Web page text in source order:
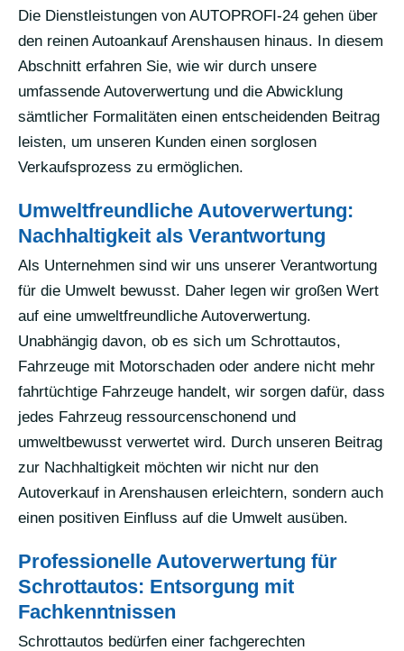
Die Dienstleistungen von AUTOPROFI-24 gehen über
den reinen Autoankauf Arenshausen hinaus. In diesem
Abschnitt erfahren Sie, wie wir durch unsere
umfassende Autoverwertung und die Abwicklung
sämtlicher Formalitäten einen entscheidenden Beitrag
leisten, um unseren Kunden einen sorglosen
Verkaufsprozess zu ermöglichen.
Umweltfreundliche Autoverwertung:
Nachhaltigkeit als Verantwortung
Als Unternehmen sind wir uns unserer Verantwortung
für die Umwelt bewusst. Daher legen wir großen Wert
auf eine umweltfreundliche Autoverwertung.
Unabhängig davon, ob es sich um Schrottautos,
Fahrzeuge mit Motorschaden oder andere nicht mehr
fahrtüchtige Fahrzeuge handelt, wir sorgen dafür, dass
jedes Fahrzeug ressourcenschonend und
umweltbewusst verwertet wird. Durch unseren Beitrag
zur Nachhaltigkeit möchten wir nicht nur den
Autoverkauf in Arenshausen erleichtern, sondern auch
einen positiven Einfluss auf die Umwelt ausüben.
Professionelle Autoverwertung für
Schrottautos: Entsorgung mit
Fachkenntnissen
Schrottautos bedürfen einer fachgerechten